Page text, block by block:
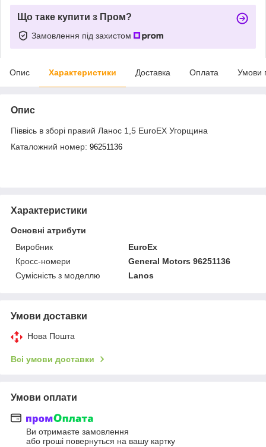
Що таке купити з Пром?
Замовлення під захистом
Опис Характеристики Доставка Оплата Умови
Опис
Піввісь в зборі правий Ланос 1,5 EuroEX Угорщина
Каталожний номер: 96251136
Характеристики
Основні атрибути
Виробник
EuroEx
Кросс-номери
General Motors 96251136
Сумісність з моделлю
Lanos
Умови доставки
Нова Пошта
Всі умови доставки
Умови оплати
Ви отримаєте замовлення
або гроші повернуться на вашу картку